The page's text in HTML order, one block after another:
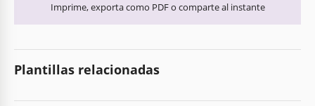
Imprime, exporta como PDF o comparte al instante
Plantillas relacionadas